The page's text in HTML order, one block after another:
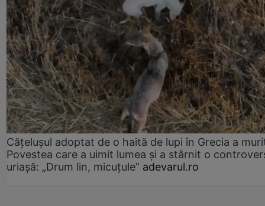
Cățelușul adoptat de o haită de lupi în Grecia a
Povestea care a uimit lumea și a stârnit o
uriașă: „Drum lin, micuțule” adevarul.ro